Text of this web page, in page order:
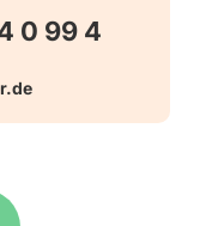
0 99 4